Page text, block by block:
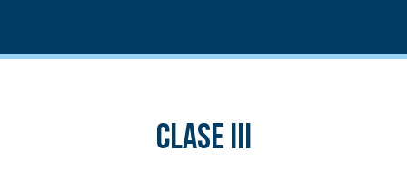
Clase III